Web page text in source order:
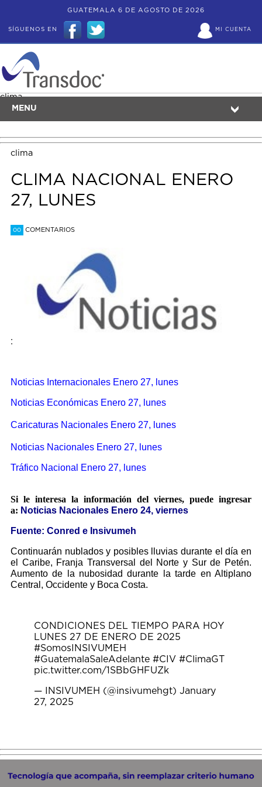
GUATEMALA 6 DE AGOSTO DE 2026
MI CUENTA
SÍGUENOS EN
MENU
clima
clima
CLIMA NACIONAL ENERO
27, LUNES
00 COMENTARIOS
:
Noticias Internacionales Enero 27, lunes
Noticias Económicas Enero 27, lunes
Caricaturas Nacionales Enero 27, lunes
Noticias Nacionales Enero 27, lunes
Tráfico Nacional Enero 27, lunes
Si le interesa la información del viernes, puede ingresar
a: Noticias Nacionales Enero 24, viernes
Fuente: Conred e Insivumeh
Continuarán nublados y posibles lluvias durante el día en
el Caribe, Franja Transversal del Norte y Sur de Petén.
Aumento de la nubosidad durante la tarde en Altiplano
Central, Occidente y Boca Costa.
CONDICIONES DEL TIEMPO PARA HOY
LUNES 27 DE ENERO DE 2025
#SomosINSIVUMEH
#GuatemalaSaleAdelante #CIV #ClimaGT
pic.twitter.com/1SBbGHFUZk
— INSIVUMEH (@insivumehgt) January
27, 2025